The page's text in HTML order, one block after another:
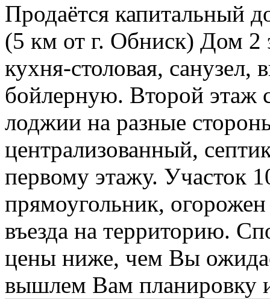
Продаётся капитальный
(5 км от г. Обниск) Дом 2
кухня-столовая,
бойлерную. Второй этаж
лоджии на разные
централизованный,
первому этажу. Участок
прямоугольник,
въезда на территорию.
цены ниже, чем Вы
вышлем Вам планировку